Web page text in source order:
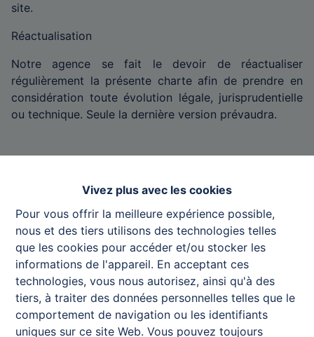
Vivez plus avec les cookies
Pour vous offrir la meilleure expérience possible,
nous et des tiers utilisons des technologies telles
que les cookies pour accéder et/ou stocker les
informations de l'appareil. En acceptant ces
technologies, vous nous autorisez, ainsi qu'à des
tiers, à traiter des données personnelles telles que le
comportement de navigation ou les identifiants
uniques sur ce site Web. Vous pouvez toujours
site.
Réactualisation
Notre agence se fait le devoir de réactualiser
régulièrement la présente charte afin de prendre en
considération toute évolution légale, jurisprudentielle
ou technique. Seule la dernière version prévaudra.
Le titulaire des données personnelles reconnaît avoir
été loyalement et parfaitement informé du traitement
desdites données par l’agence immobilière. Outre ce
droit à l’information, le titulaire dispose des droits
suivants :
Droit d’accès à ses données par la personne
concernée. C’est-à-dire le droit d’obtenir du